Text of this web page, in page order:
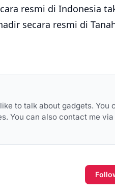
resmi di Indonesia
secara resmi di
to talk about gadgets. You
You can also contact me via